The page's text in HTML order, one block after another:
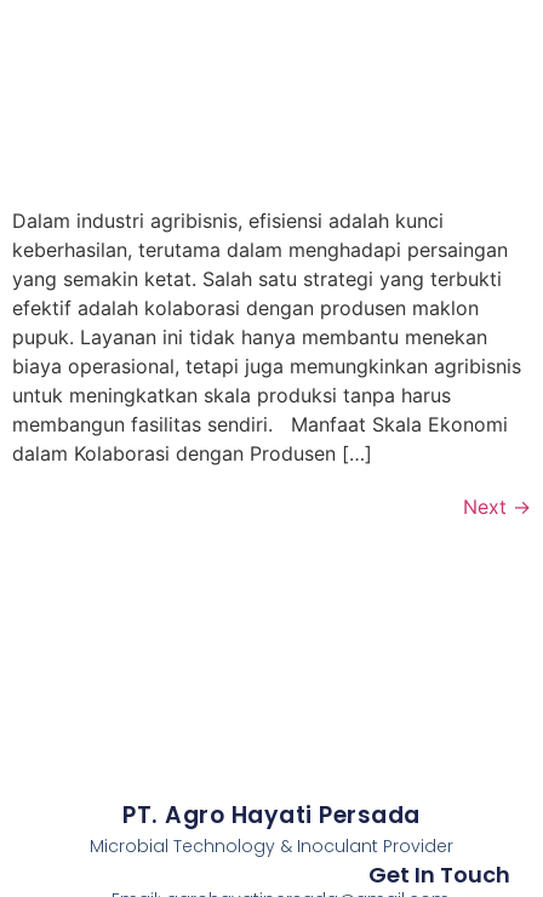
Dalam industri agribisnis, efisiensi adalah kunci
keberhasilan, terutama dalam menghadapi persaingan
yang semakin ketat. Salah satu strategi yang terbukti
efektif adalah kolaborasi dengan produsen maklon
pupuk. Layanan ini tidak hanya membantu menekan
biaya operasional, tetapi juga memungkinkan agribisnis
untuk meningkatkan skala produksi tanpa harus
membangun fasilitas sendiri. Manfaat Skala Ekonomi
dalam Kolaborasi dengan Produsen […]
Next →
PT. Agro Hayati Persada
Microbial Technology & Inoculant Provider
Get In Touch